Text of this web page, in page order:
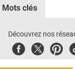
DOSSIERS
E-REVUE SAD
Mots clés
Découvrez nos
FacebookTwitter